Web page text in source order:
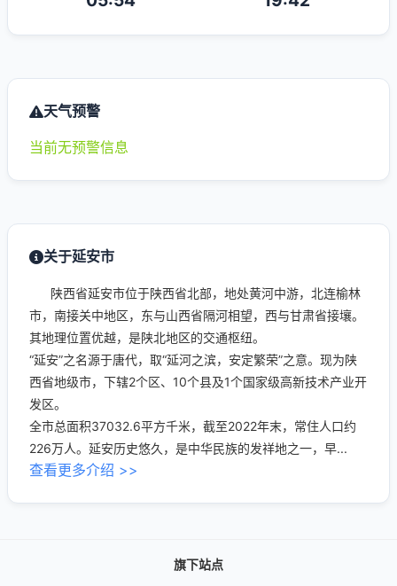
天气预警
当前无预警信息
关于延安市
陕西省延安市位于陕西省北部，地处黄河中游，北连榆林
市，南接关中地区，东与山西省隔河相望，西与甘肃省接壤。
其地理位置优越，是陕北地区的交通枢纽。
“延安”之名源于唐代，取“延河之滨，安定繁荣”之意。现为陕
西省地级市，下辖2个区、10个县及1个国家级高新技术产业开
发区。
全市总面积37032.6平方千米，截至2022年末，常住人口约
226万人。延安历史悠久，是中华民族的发祥地之一，早...
查看更多介绍 >>
旗下站点